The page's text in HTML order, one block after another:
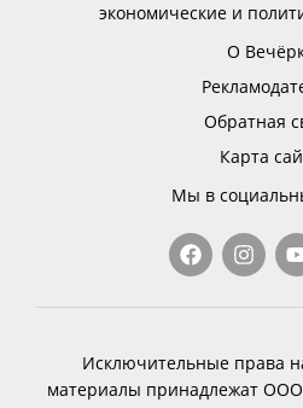
экономические и
О
Обратная
Карта
Мы в
Исключительные права
материалы принадлежат